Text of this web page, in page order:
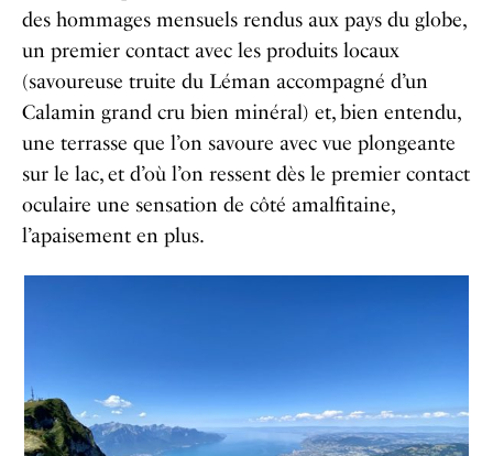
des hommages mensuels rendus aux pays du globe,
un premier contact avec les produits locaux
(savoureuse truite du Léman accompagné d’un
Calamin grand cru bien minéral) et, bien entendu,
une terrasse que l’on savoure avec vue plongeante
sur le lac, et d’où l’on ressent dès le premier contact
oculaire une sensation de côté amalfitaine,
l’apaisement en plus.